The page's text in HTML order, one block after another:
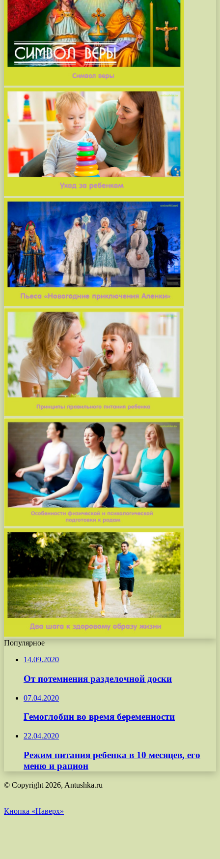
Популярное
14.09.2020
От потемнения разделочной доски
07.04.2020
Гемоглобин во время беременности
22.04.2020
Режим питания ребенка в 10 месяцев, его
меню и рацион
© Copyright 2026, Antushka.ru
Кнопка «Наверх»